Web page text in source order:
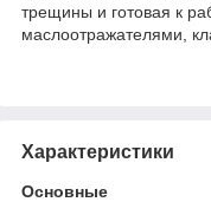
трещины и готовая к
маслоотражателями,
Характеристики
Основные